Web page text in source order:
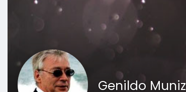
Genildo Muniz